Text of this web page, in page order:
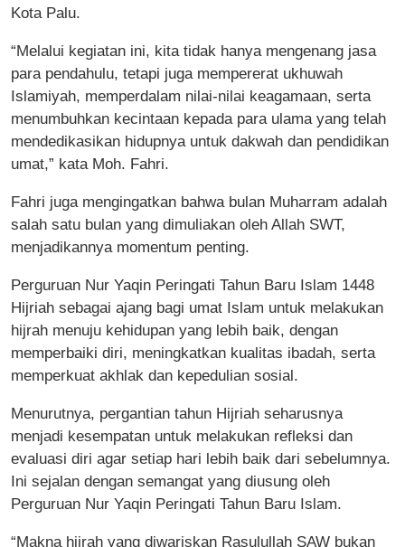
Kota Palu.
“Melalui kegiatan ini, kita tidak hanya mengenang jasa
para pendahulu, tetapi juga mempererat ukhuwah
Islamiyah, memperdalam nilai-nilai keagamaan, serta
menumbuhkan kecintaan kepada para ulama yang telah
mendedikasikan hidupnya untuk dakwah dan pendidikan
umat,” kata Moh. Fahri.
Fahri juga mengingatkan bahwa bulan Muharram adalah
salah satu bulan yang dimuliakan oleh Allah SWT,
menjadikannya momentum penting.
Perguruan Nur Yaqin Peringati Tahun Baru Islam 1448
Hijriah sebagai ajang bagi umat Islam untuk melakukan
hijrah menuju kehidupan yang lebih baik, dengan
memperbaiki diri, meningkatkan kualitas ibadah, serta
memperkuat akhlak dan kepedulian sosial.
Menurutnya, pergantian tahun Hijriah seharusnya
menjadi kesempatan untuk melakukan refleksi dan
evaluasi diri agar setiap hari lebih baik dari sebelumnya.
Ini sejalan dengan semangat yang diusung oleh
Perguruan Nur Yaqin Peringati Tahun Baru Islam.
“Makna hijrah yang diwariskan Rasulullah SAW bukan